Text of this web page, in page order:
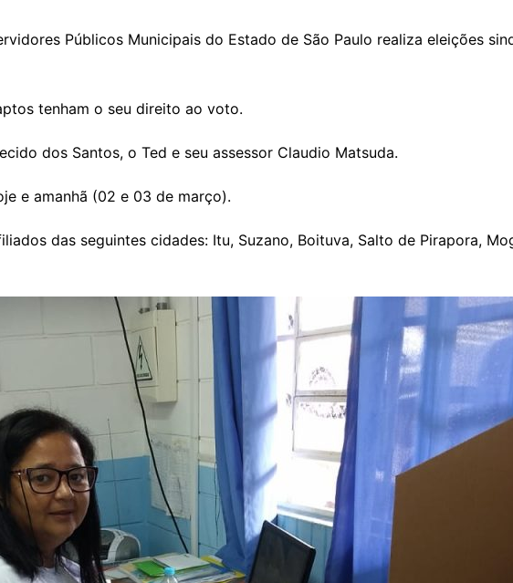
Públicos Municipais do Estado de São Paulo realiza eleições
tenham o seu direito ao voto.
dos Santos, o Ted e seu assessor Claudio Matsuda.
e amanhã (02 e 03 de março).
das seguintes cidades: Itu, Suzano, Boituva, Salto de Pirapora,